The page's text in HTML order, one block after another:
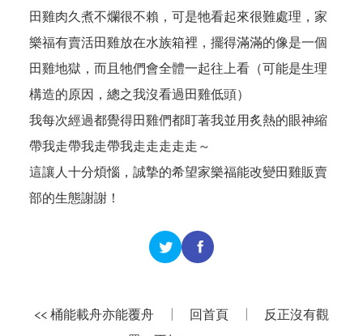
田雞肉久煮不爛很不賴，可是牠看起來很難處理，家
樂福有賣活田雞放在水族箱裡，擺得滿滿的像是一個
田雞地獄，而且牠們會全體一起往上看（可能是生理
構造的原因，總之我沒看過田雞低頭）
我每次經過都覺得田雞們都盯著我並用炙熱的眼神縮
帶我走帶我走帶我走走走走走～
這讓人十分煩惱，誠摯的希望家樂福能改變田雞販賣
部的生態謝謝！
<< 桶能載舟亦能覆舟 回首頁
反正沒有觀